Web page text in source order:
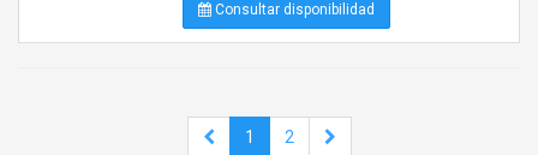
Consultar disponibilidad
1 2